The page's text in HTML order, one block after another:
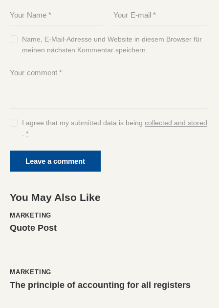
Name, E-Mail-Adresse und Website in diesem Browser für
meinen nächsten Kommentar speichern.
I agree that my submitted data is beingcollected and stored
.*
You May Also Like
MARKETING
Quote Post
MARKETING
The principle of accounting for all registers